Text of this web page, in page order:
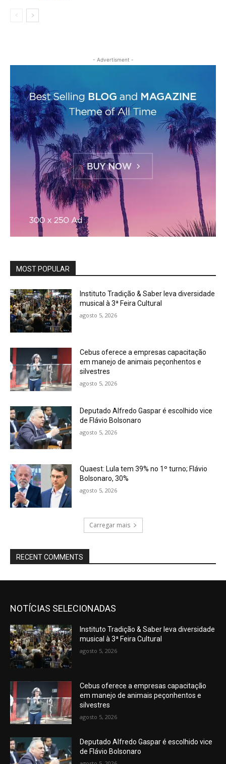
- Advertisment -
MOST POPULAR
Instituto Tradição & Saber leva diversidade
musical à 3ª Feira Cultural
agosto 5, 2026
Cebus oferece a empresas capacitação
em manejo de animais peçonhentos e
silvestres
agosto 5, 2026
Deputado Alfredo Gaspar é escolhido vice
de Flávio Bolsonaro
agosto 5, 2026
Quaest: Lula tem 39% no 1º turno; Flávio
Bolsonaro, 30%
agosto 5, 2026
Carregar mais
RECENT COMMENTS
NOTÍCIAS SELECIONADAS
Instituto Tradição & Saber leva diversidade
musical à 3ª Feira Cultural
agosto 5, 2026
Cebus oferece a empresas capacitação
em manejo de animais peçonhentos e
silvestres
agosto 5, 2026
Deputado Alfredo Gaspar é escolhido vice
de Flávio Bolsonaro